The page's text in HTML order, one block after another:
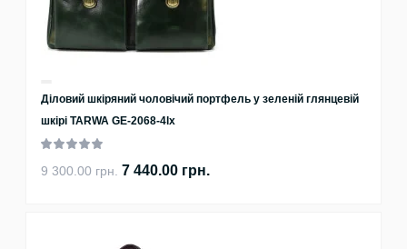
Діловий шкіряний чоловічий портфель у зеленій глянцевій
шкірі TARWA GE-2068-4lx
9 300.00 грн. 7 440.00 грн.